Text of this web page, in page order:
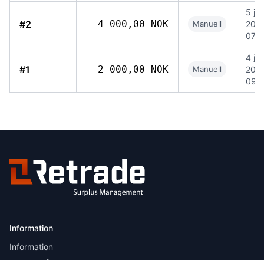
#2 4 000,00 NOK Manuell
5
#1 2 000,00 NOK Manuell
4
Information
Information